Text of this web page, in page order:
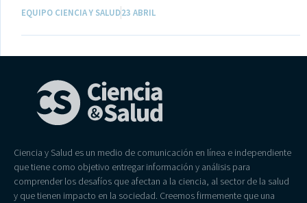
EQUIPO CIENCIA Y SALUD23 ABRIL
Ciencia y Salud es un medio de comunicación en línea e independiente
que tiene como objetivo entregar información y análisis para
comprender los desafíos que afectan a la ciencia, al sector de la salud
y que tienen impacto en la sociedad. Creemos firmemente que una